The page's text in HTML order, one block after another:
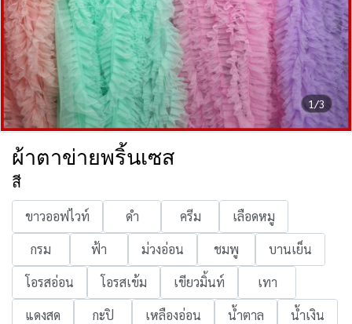
1/3
ผ้าตาข่ายพริ้นเซส
สี
ขาวออฟไวท์ ดำ ครีม
เลือดหมู
กรม
ฟ้า ม่วงอ่อน ชมพู
บานเย็น
โอรสอ่อน
โอรสเข้ม เขียวมิ้นท์
เทา
แดงสด
กะปิ เหลืองอ่อน น้ำตาล
น้ำเงิน